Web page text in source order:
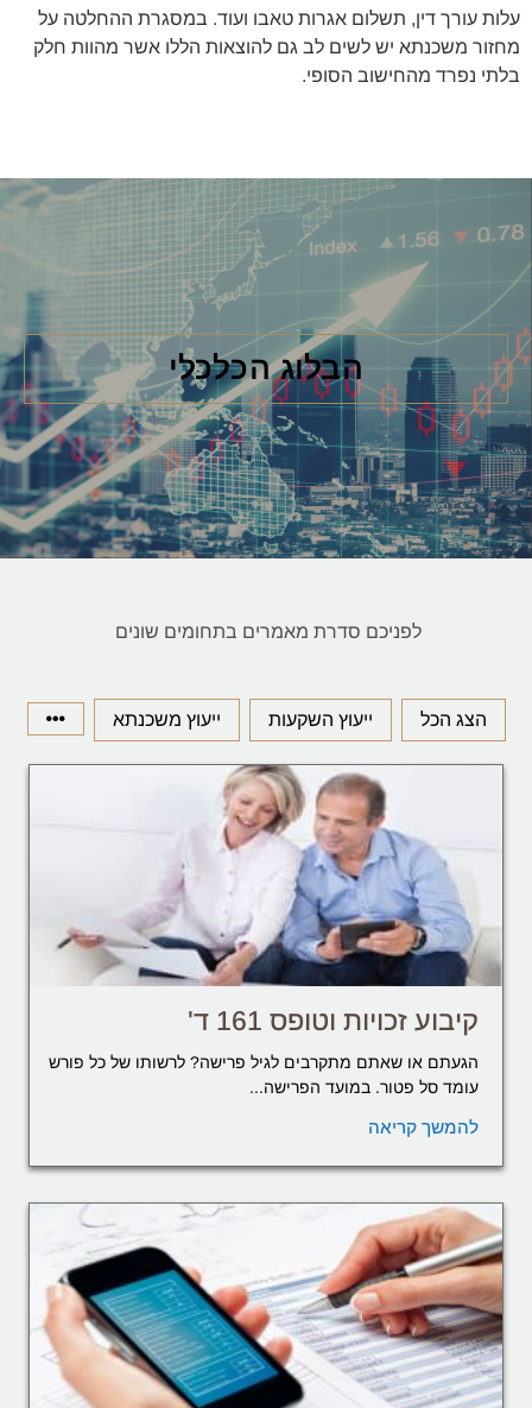
עלות עורך דין, תשלום אגרות טאבו ועוד. במסגרת ההחלטה על
מחזור משכנתא יש לשים לב גם להוצאות הללו אשר מהוות חלק
בלתי נפרד מהחישוב הסופי.
הבלוג הכלכלי
לפניכם סדרת מאמרים בתחומים שונים
הצג הכל ייעוץ השקעות ייעוץ משכנתא
קיבוע זכויות וטופס 161 ד'
הגעתם או שאתם מתקרבים לגיל פרישה? לרשותו של כל פורש
עומד סל פטור. במועד הפרישה...
להמשך קריאה